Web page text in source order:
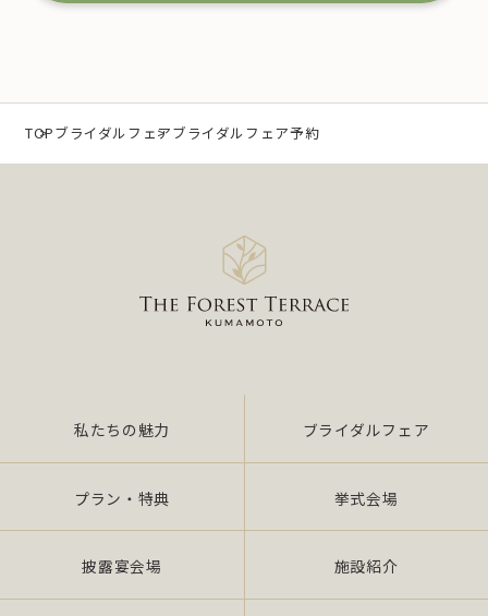
1.事業の内容及び規模を考慮した適切な個人情報
特定するとともに、法で定める場合を除き、その利
用目的の達成に必要な範囲 内において利用いたしま
す。
（1）冠婚葬祭業及び冠婚葬祭の会員募集に関する業
（2）互助会掛金の回収および案内に関する業務
（3）少額短期保険募集代理店としての保険募集およ
また、当社は特定された個人情報の利用目的の達成
に必要な範囲を超えた個人情報の取扱い（目的外利
用）を行いません。
人情報保護マネジメントシステムの要求事項」に準
拠したマネジメン トシステムを遵守し、厳正な管理
TOPブライダルフェアブライダルフェア予約
私たちの魅力 ブライダルフェア
プラン・特典 挙式会場
披露宴会場 施設紹介